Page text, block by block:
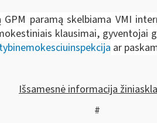
paramą skelbiama VMI
klausimai, gyventojai
ar
Išsamesnė informacija
#